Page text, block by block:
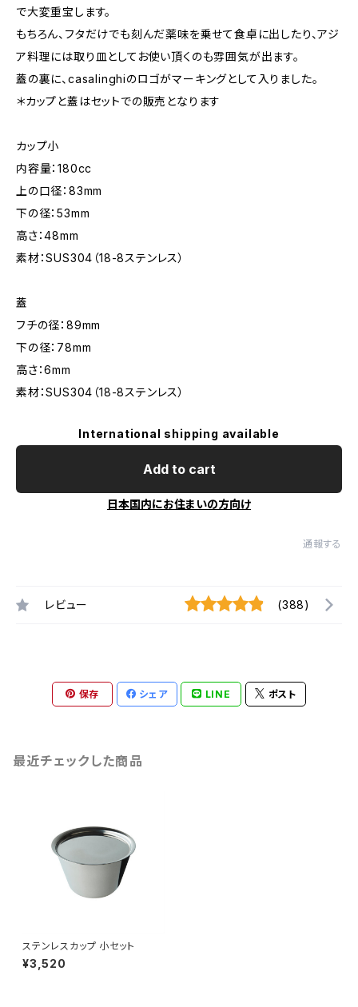
で大変重宝します。
もちろん、フタだけでも刻んだ薬味を乗せて食卓に出したり、アジ
ア料理には取り皿としてお使い頂くのも雰囲気が出ます。
蓋の裏に、casalinghiのロゴがマーキングとして入りました。
＊カップと蓋はセットでの販売となります
カップ小
内容量：180cc
上の口径：83mm
下の径：53mm
高さ：48mm
素材：SUS304（18-8ステンレス）
蓋
フチの径：89mm
下の径：78mm
高さ：6mm
素材：SUS304（18-8ステンレス）
International shipping available
Add to cart
日本国内にお住まいの方向け
通報する
レビュー (388)
保存 シェア LINE ポスト
最近チェックした商品
ステンレスカップ 小セット
¥3,520